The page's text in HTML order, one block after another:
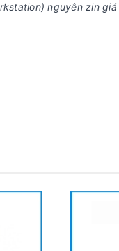
nguyên zin giá